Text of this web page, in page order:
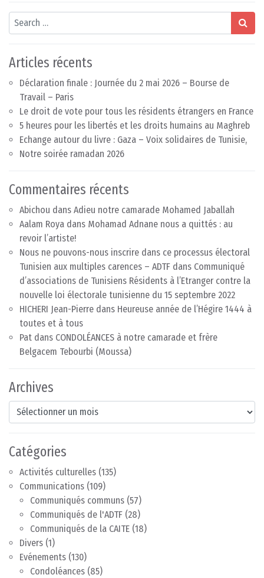
Search
Articles récents
Déclaration finale : Journée du 2 mai 2026 – Bourse de
Travail – Paris
Le droit de vote pour tous les résidents étrangers en France
5 heures pour les libertés et les droits humains au Maghreb
Echange autour du livre : Gaza – Voix solidaires de Tunisie,
Notre soirée ramadan 2026
Commentaires récents
Abichou dans Adieu notre camarade Mohamed Jaballah
Aalam Roya dans Mohamad Adnane nous a quittés : au
revoir l’artiste!
Nous ne pouvons-nous inscrire dans ce processus électoral
Tunisien aux multiples carences – ADTF dans Communiqué
d’associations de Tunisiens Résidents à l’Etranger contre la
nouvelle loi électorale tunisienne du 15 septembre 2022
HICHERI Jean-Pierre dans Heureuse année de l’Hégire 1444 à
toutes et à tous
Pat dans CONDOLÉANCES à notre camarade et frère
Belgacem Tebourbi (Moussa)
Archives
Archives
Catégories
Activités culturelles (135)
Communications (109)
Communiqués communs (57)
Communiqués de l'ADTF (28)
Communiqués de la CAITE (18)
Divers (1)
Evénements (130)
Condoléances (85)